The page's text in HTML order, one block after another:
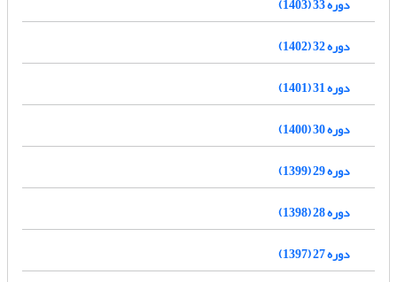
دوره 32 (1402)
دوره 31 (1401)
دوره 30 (1400)
دوره 29 (1399)
دوره 28 (1398)
دوره 27 (1397)